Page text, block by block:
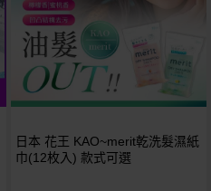
日本 花王 KAO~merit乾洗髮濕紙
巾(12枚入) 款式可選